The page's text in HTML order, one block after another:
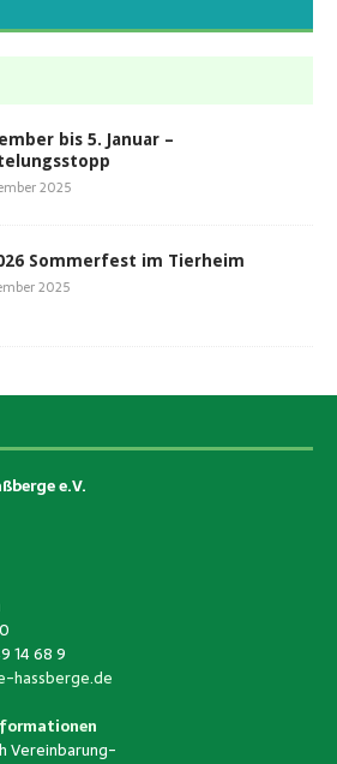
bis 5. Januar –
2025
Sommerfest im Tierheim
2025
e.V.
14 68 9
hassberge.de
Vereinbarung-